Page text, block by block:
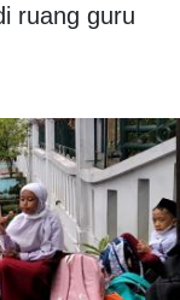
ruang guru